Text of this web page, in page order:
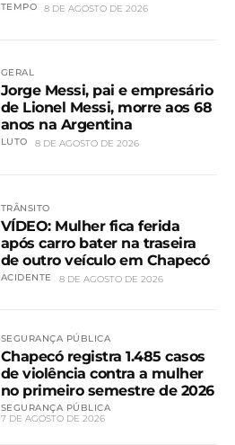
TEMPO 8 DE AGOSTO DE 2026
GERAL
Jorge Messi, pai e empresário
de Lionel Messi, morre aos 68
anos na Argentina
LUTO 8 DE AGOSTO DE 2026
TRÂNSITO
VÍDEO: Mulher fica ferida
após carro bater na traseira
de outro veículo em Chapecó
ACIDENTE 8 DE AGOSTO DE 2026
SEGURANÇA PÚBLICA
Chapecó registra 1.485 casos
de violência contra a mulher
no primeiro semestre de 2026
SEGURANÇA PÚBLICA
7 DE AGOSTO DE 2026